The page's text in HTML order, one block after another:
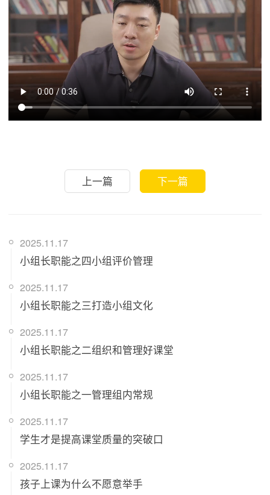
上一篇 下一篇
2025.11.17
小组长职能之四小组评价管理
2025.11.17
小组长职能之三打造小组文化
2025.11.17
小组长职能之二组织和管理好课堂
2025.11.17
小组长职能之一管理组内常规
2025.11.17
学生才是提高课堂质量的突破口
2025.11.17
孩子上课为什么不愿意举手